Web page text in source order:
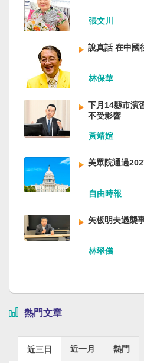
張文川
說真話 在中國
林保華
下月14縣市演
不受影響
黃靖媗
美眾院通過
自由時報
矢板明夫遇襲
林翠儀
熱門文章
近三日 近一月 熱門